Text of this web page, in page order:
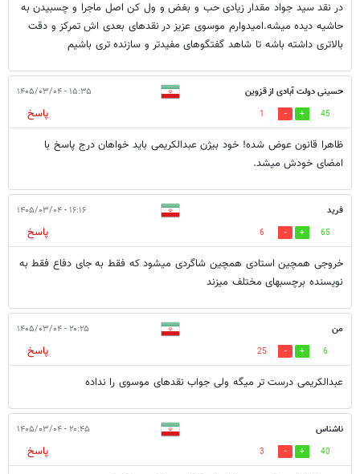
در نقد سید جواد مقدار زیادی حب و بغض و ول کن اصل ماجرا و چسبیدن به
حاشیه دیده میشه.امیدوارم موسوی عزیز در نقدهای بعدی اش تمرکز و دقت
بالاتری داشته باشه تا شاهد گفتگوهای مفیدتر و سازنده تری باشیم
حسینی دولت آبادی از قزوین ۱۵:۳۵ - ۱۴۰۵/۰۳/۰۴
45
1
پاسخ
ظاهرا قانون عوض شده! خود بیژن عبدالکریمی باید خواهان درج پاسخ با
امضای خودش میشد.
فرید ۱۶:۱۶ - ۱۴۰۵/۰۳/۰۴
65
6
پاسخ
خروجی همچین استادی همچین شاگردی میشود که فقط به جای دفاع فقط به
نویسنده برچسبهای مختلف میزند
من ۲۰:۲۵ - ۱۴۰۵/۰۳/۰۴
6
25
پاسخ
عبدالکریمی درست تر میگه ولی جواب نقدهای موسوی را نداده
ناشناس ۲۰:۴۵ - ۱۴۰۵/۰۳/۰۴
40
3
پاسخ